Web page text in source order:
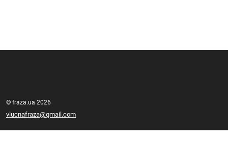
© fraza.ua 2026
vlucnafraza@gmail.com